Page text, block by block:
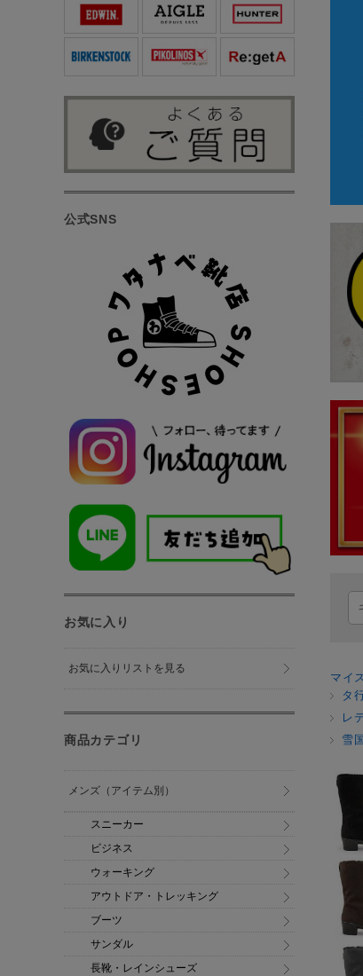
マイ
タ
レ
雪国
公式SNS
お気に入り
お気に入りリストを見る
商品カテゴリ
メンズ（アイテム別）
スニーカー
ビジネス
ウォーキング
アウトドア・トレッキング
ブーツ
サンダル
長靴・レインシューズ